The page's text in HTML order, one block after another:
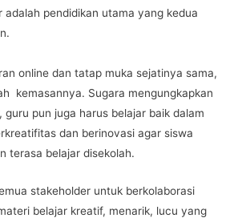
adalah pendidikan utama yang kedua
online dan tatap muka sejatinya sama,
kemasannya. Sugara mengungkapkan
guru pun juga harus belajar baik dalam
dan berinovasi agar siswa
terasa belajar disekolah.
stakeholder untuk berkolaborasi
belajar kreatif, menarik, lucu yang